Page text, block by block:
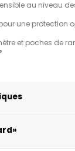
au niveau
une protection
et poches de